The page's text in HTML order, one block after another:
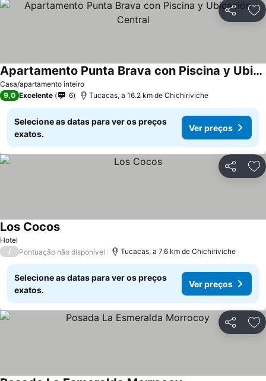
Partilhar
Casa/apartamento inteiro
Apartamento Punta Brava con Piscina y Ubicación Central
9,0 Excelente 6 Tucacas, a 16.2 km de Chichiriviche
Selecione as datas para ver os preços
exatos.
Ver preços
Partilhar
Hotel
Los Cocos
/ Pontuação não disponível Tucacas, a 7.6 km de Chichiriviche
Selecione as datas para ver os preços
exatos.
Ver preços
Partilhar